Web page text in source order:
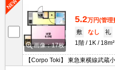
画像：17枚
5.2万円(管理
敷
なし 礼
1階
1K 18m²
【Corpo Toki】 東急東横線武蔵